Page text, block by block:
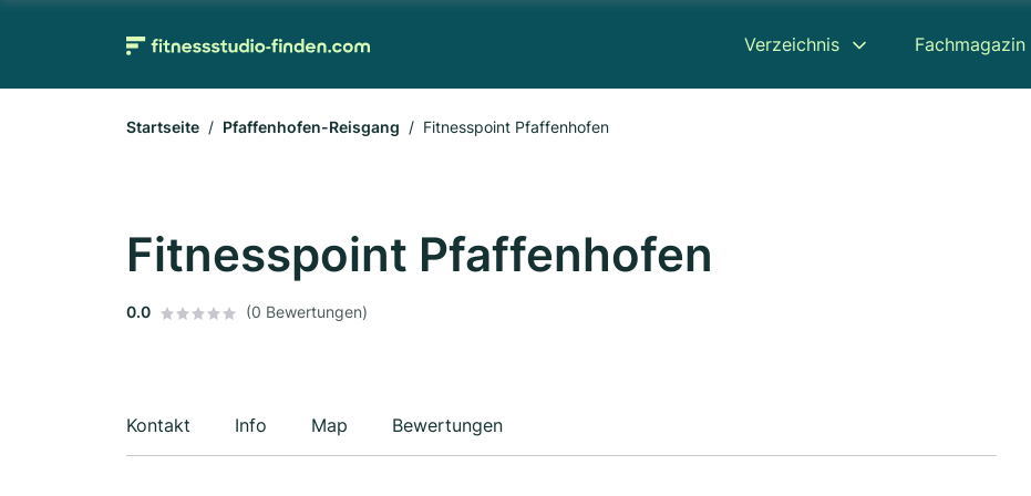
Verzeichnis Fachmagazin
Startseite Pfaffenhofen-Reisgang Fitnesspoint Pfaffenhofen
Fitnesspoint Pfaffenhofen
0.0 (0 Bewertungen)
Kontakt Info Map Bewertungen